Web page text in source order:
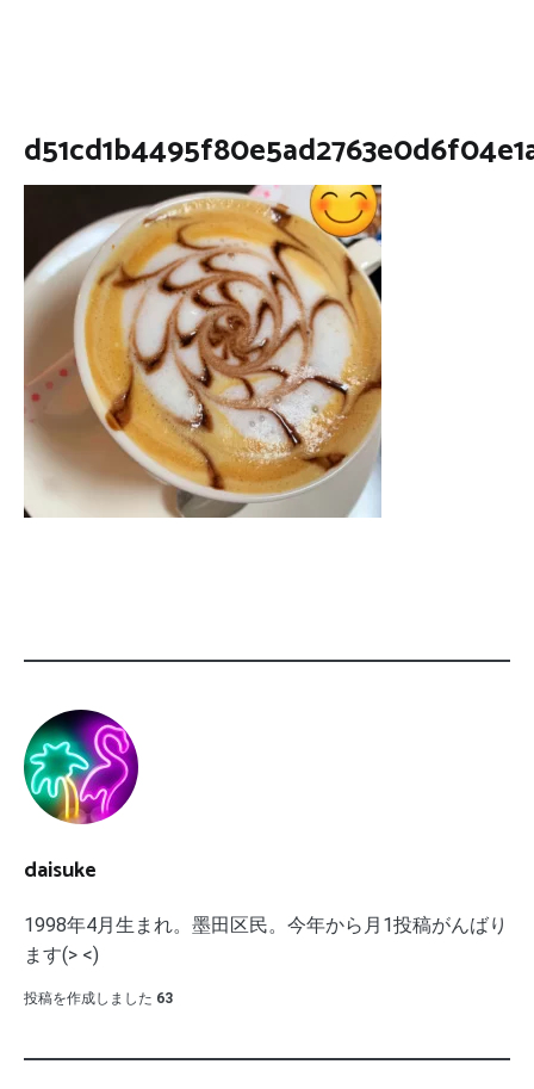
daisuke
1998年4月生まれ。墨田区民。今年から月1投稿がんばり
ます(> <)
投稿を作成しました 63